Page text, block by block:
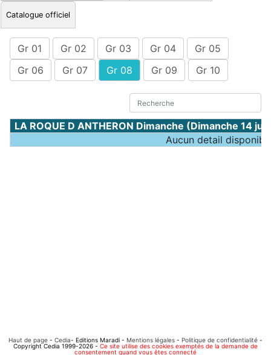
Catalogue officiel
Gr 01 Gr 02 Gr 03 Gr 04
Gr 05
Gr 06
Gr 07 Gr 08 Gr 09 Gr 10
LA ROQUE D ANTHERON Dimanche (Dimanche
Aucun detail
Haut de page - Cedia- Editions Maradi - Mentions légales - Politique de confidentialité -
Copyright Cedia 1999-2026 - Ce site utilise des cookies exemptés de la demande de
consentement quand vous êtes connecté